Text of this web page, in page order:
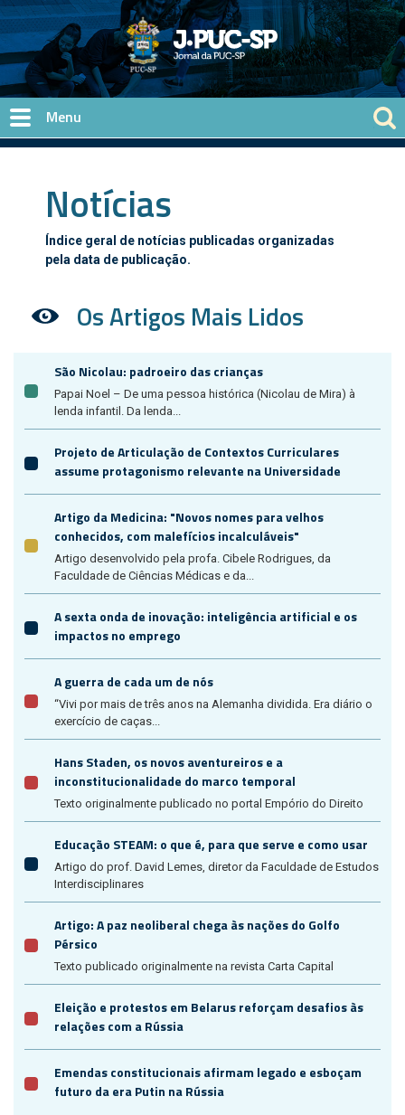
Pular para o conteúdo principal
Notícias
Índice geral de notícias publicadas organizadas
pela data de publicação.
Os Artigos Mais Lidos
São Nicolau: padroeiro das crianças
Papai Noel – De uma pessoa histórica (Nicolau de Mira) à
lenda infantil. Da lenda...
Projeto de Articulação de Contextos Curriculares
assume protagonismo relevante na Universidade
Artigo da Medicina: "Novos nomes para velhos
conhecidos, com malefícios incalculáveis"
Artigo desenvolvido pela profa. Cibele Rodrigues, da
Faculdade de Ciências Médicas e da...
A sexta onda de inovação: inteligência artificial e os
impactos no emprego
A guerra de cada um de nós
“Vivi por mais de três anos na Alemanha dividida. Era diário o
exercício de caças...
Hans Staden, os novos aventureiros e a
inconstitucionalidade do marco temporal
Texto originalmente publicado no portal Empório do Direito
Educação STEAM: o que é, para que serve e como usar
Artigo do prof. David Lemes, diretor da Faculdade de Estudos
Interdisciplinares
Artigo: A paz neoliberal chega às nações do Golfo
Pérsico
Texto publicado originalmente na revista Carta Capital
Eleição e protestos em Belarus reforçam desafios às
relações com a Rússia
Emendas constitucionais afirmam legado e esboçam
futuro da era Putin na Rússia